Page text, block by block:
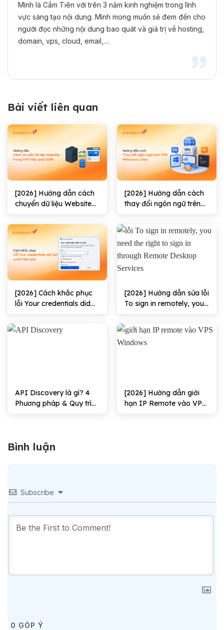
Mình là Cẩm Tiên với trên 3 năm kinh nghiệm trong lĩnh
vực sáng tạo nội dung. Mình mong muốn sẽ đem đến cho
người đọc những nội dung bao quát và giá trị về hosting,
domain, vps, cloud, email,…
Bài viết liên quan
[2026] Hướng dẫn cách
chuyển dữ liệu Website
100%
[2026] Hướng dẫn cách
thay đổi ngôn ngữ trên
[2026] Cách khắc phục
lỗi Your credentials did
[2026] Hướng dẫn sửa lỗi
To sign in remotely, you
through Remote
Desktop Services hiệu
quả
API Discovery là gì? 4
Phương pháp & Quy trình
[2026] Hướng dẫn giới
hạn IP Remote vào VPS
Bình luận
Subscribe
0 GÓP Ý